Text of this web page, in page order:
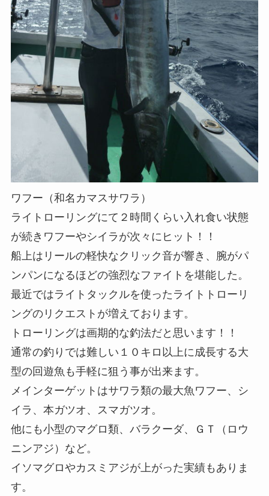
ワフー（和名カマスサワラ）
ライトローリングにて２時間くらい入れ食い状態
が続きワフーやシイラが次々にヒット！！
船上はリールの軽快なクリック音が響き、腕がパ
ンパンになるほどの強烈なファイトを堪能した。
最近ではライトタックルを使ったライトトローリ
ングのリクエストが増えております。
トローリングは画期的な釣法だと思います！！
通常の釣りでは難しい１０キロ以上に成長する大
型の回遊魚も手軽に狙う事が出来ます。
メインターゲットはサワラ類の最大魚ワフー、シ
イラ、本ガツオ、スマガツオ。
他にも小型のマグロ類、バラクーダ、ＧＴ（ロウ
ニンアジ）など。
イソマグロやカスミアジが上がった実績もありま
す。